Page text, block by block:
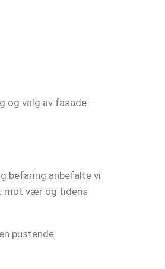
og valg av fasade
befaring anbefalte vi
mot vær og tidens
pustende